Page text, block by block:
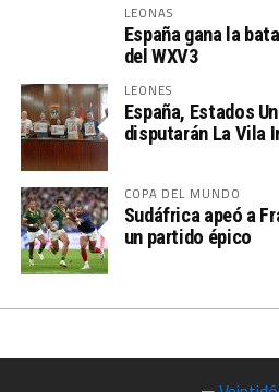
LEONAS
España gana la
del WXV3
LEONES
España, Estados
disputarán La Vila
COPA DEL MUNDO
Sudáfrica apeó a
un partido épico